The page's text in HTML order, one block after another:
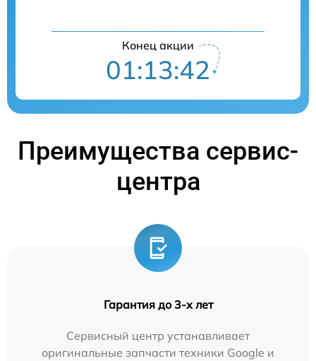
Конец акции
01:13:42
Преимущества сервис-
центра
Гарантия до 3-х лет
Сервисный центр устанавливает
оригинальные запчасти техники Google и